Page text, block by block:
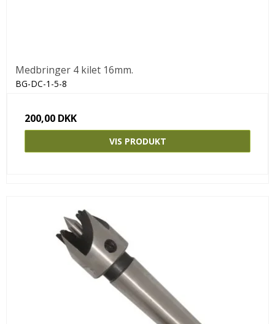
Medbringer 4 kilet 16mm.
BG-DC-1-5-8
200,00 DKK
VIS PRODUKT